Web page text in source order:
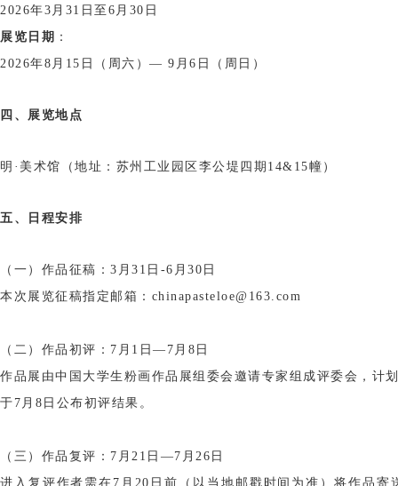
2026年3月31日至6月30日
展览日期 ：
2026年8月15日（周六）— 9月6日（周日）
四、展览地点
明·美术馆（地址：苏州工业园区李公堤四期14&15幢）
五、日程安排
（一）作品征稿：3月31日-6月30日
本次展览征稿指定邮箱：chinapasteloe@163.com
（二）作品初评：7月1日—7月8日
作品展由中国大学生粉画作品展组委会邀请专家组成评委会，计
于7月8日公布初评结果。
（三）作品复评：7月21日—7月26日
进入复评作者需在7月20日前（以当地邮戳时间为准）将作品寄